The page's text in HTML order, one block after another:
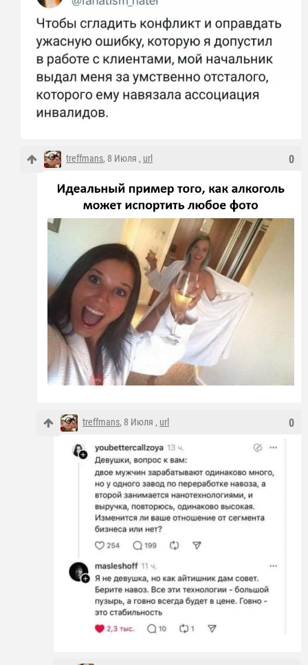
0
treffmans, 8 Июля , url
0
treffmans, 8 Июля , url